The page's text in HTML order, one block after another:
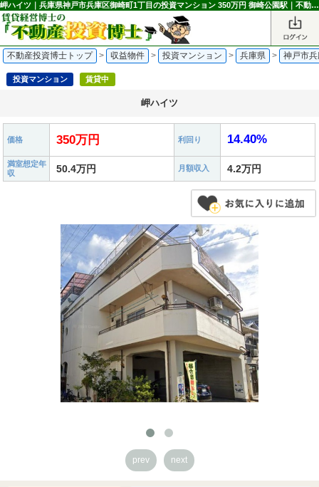
岬ハイツ｜兵庫県神戸市兵庫区御崎町1丁目の投資マンション 350万円 御崎公園駅｜不動産投資博士
不動産投資博士トップ > 収益物件 > 投資マンション > 兵庫県 > 神戸市
投資マンション 賃貸中
岬ハイツ
価格 350万円 利回り 14.40%
満室想定年
収
50.4万円 月額収入 4.2万円
prev next